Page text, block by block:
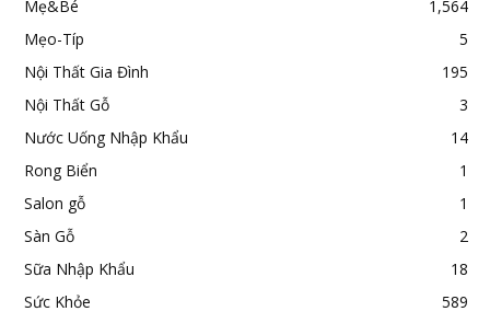
Mẹ&Bé
1,564
Mẹo-Típ
5
Nội Thất Gia Đình
195
Nội Thất Gỗ
3
Nước Uống Nhập Khẩu
14
Rong Biển
1
Salon gỗ
1
Sàn Gỗ
2
Sữa Nhập Khẩu
18
Sức Khỏe
589